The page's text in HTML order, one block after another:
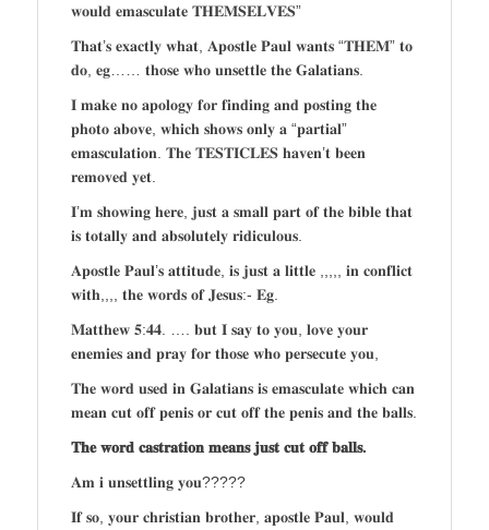
𝐰𝐨𝐮𝐥𝐝 𝐞𝐦𝐚𝐬𝐜𝐮𝐥𝐚𝐭𝐞 𝐓𝐇𝐄𝐌𝐒𝐄𝐋𝐕𝐄𝐒”
𝐓𝐡𝐚𝐭’𝐬 𝐞𝐱𝐚𝐜𝐭𝐥𝐲 𝐰𝐡𝐚𝐭, 𝐀𝐩𝐨𝐬𝐭𝐥𝐞 𝐏𝐚𝐮𝐥 𝐰𝐚𝐧𝐭𝐬 “𝐓𝐇𝐄𝐌” 𝐭𝐨
𝐝𝐨, 𝐞𝐠…… 𝐭𝐡𝐨𝐬𝐞 𝐰𝐡𝐨 𝐮𝐧𝐬𝐞𝐭𝐭𝐥𝐞 𝐭𝐡𝐞 𝐆𝐚𝐥𝐚𝐭𝐢𝐚𝐧𝐬.
𝐈 𝐦𝐚𝐤𝐞 𝐧𝐨 𝐚𝐩𝐨𝐥𝐨𝐠𝐲 𝐟𝐨𝐫 𝐟𝐢𝐧𝐝𝐢𝐧𝐠 𝐚𝐧𝐝 𝐩𝐨𝐬𝐭𝐢𝐧𝐠 𝐭𝐡𝐞
𝐩𝐡𝐨𝐭𝐨 𝐚𝐛𝐨𝐯𝐞, 𝐰𝐡𝐢𝐜𝐡 𝐬𝐡𝐨𝐰𝐬 𝐨𝐧𝐥𝐲 𝐚 “𝐩𝐚𝐫𝐭𝐢𝐚𝐥”
𝐞𝐦𝐚𝐬𝐜𝐮𝐥𝐚𝐭𝐢𝐨𝐧. 𝐓𝐡𝐞 𝐓𝐄𝐒𝐓𝐈𝐂𝐋𝐄𝐒 𝐡𝐚𝐯𝐞𝐧’𝐭 𝐛𝐞𝐞𝐧
𝐫𝐞𝐦𝐨𝐯𝐞𝐝 𝐲𝐞𝐭.
𝐈’𝐦 𝐬𝐡𝐨𝐰𝐢𝐧𝐠 𝐡𝐞𝐫𝐞, 𝐣𝐮𝐬𝐭 𝐚 𝐬𝐦𝐚𝐥𝐥 𝐩𝐚𝐫𝐭 𝐨𝐟 𝐭𝐡𝐞 𝐛𝐢𝐛𝐥𝐞 𝐭𝐡𝐚𝐭
𝐢𝐬 𝐭𝐨𝐭𝐚𝐥𝐥𝐲 𝐚𝐧𝐝 𝐚𝐛𝐬𝐨𝐥𝐮𝐭𝐞𝐥𝐲 𝐫𝐢𝐝𝐢𝐜𝐮𝐥𝐨𝐮𝐬.
𝐀𝐩𝐨𝐬𝐭𝐥𝐞 𝐏𝐚𝐮𝐥’𝐬 𝐚𝐭𝐭𝐢𝐭𝐮𝐝𝐞, 𝐢𝐬 𝐣𝐮𝐬𝐭 𝐚 𝐥𝐢𝐭𝐭𝐥𝐞 ,,,,, 𝐢𝐧 𝐜𝐨𝐧𝐟𝐥𝐢𝐜𝐭
𝐰𝐢𝐭𝐡,,,, 𝐭𝐡𝐞 𝐰𝐨𝐫𝐝𝐬 𝐨𝐟 𝐉𝐞𝐬𝐮𝐬:- 𝐄𝐠.
𝐌𝐚𝐭𝐭𝐡𝐞𝐰 𝟓:𝟒𝟒. …. 𝐛𝐮𝐭 𝐈 𝐬𝐚𝐲 𝐭𝐨 𝐲𝐨𝐮, 𝐥𝐨𝐯𝐞 𝐲𝐨𝐮𝐫
𝐞𝐧𝐞𝐦𝐢𝐞𝐬 𝐚𝐧𝐝 𝐩𝐫𝐚𝐲 𝐟𝐨𝐫 𝐭𝐡𝐨𝐬𝐞 𝐰𝐡𝐨 𝐩𝐞𝐫𝐬𝐞𝐜𝐮𝐭𝐞 𝐲𝐨𝐮,
𝐓𝐡𝐞 𝐰𝐨𝐫𝐝 𝐮𝐬𝐞𝐝 𝐢𝐧 𝐆𝐚𝐥𝐚𝐭𝐢𝐚𝐧𝐬 𝐢𝐬 𝐞𝐦𝐚𝐬𝐜𝐮𝐥𝐚𝐭𝐞 𝐰𝐡𝐢𝐜𝐡 𝐜𝐚𝐧
𝐦𝐞𝐚𝐧 𝐜𝐮𝐭 𝐨𝐟𝐟 𝐩𝐞𝐧𝐢𝐬 𝐨𝐫 𝐜𝐮𝐭 𝐨𝐟𝐟 𝐭𝐡𝐞 𝐩𝐞𝐧𝐢𝐬 𝐚𝐧𝐝 𝐭𝐡𝐞 𝐛𝐚𝐥𝐥𝐬.
𝐓𝐡𝐞 𝐰𝐨𝐫𝐝 𝐜𝐚𝐬𝐭𝐫𝐚𝐭𝐢𝐨𝐧 𝐦𝐞𝐚𝐧𝐬 𝐣𝐮𝐬𝐭 𝐜𝐮𝐭 𝐨𝐟𝐟 𝐛𝐚𝐥𝐥𝐬.
𝐀𝐦 𝐢 𝐮𝐧𝐬𝐞𝐭𝐭𝐥𝐢𝐧𝐠 𝐲𝐨𝐮?????
𝐈𝐟 𝐬𝐨, 𝐲𝐨𝐮𝐫 𝐜𝐡𝐫𝐢𝐬𝐭𝐢𝐚𝐧 𝐛𝐫𝐨𝐭𝐡𝐞𝐫, 𝐚𝐩𝐨𝐬𝐭𝐥𝐞 𝐏𝐚𝐮𝐥, 𝐰𝐨𝐮𝐥𝐝